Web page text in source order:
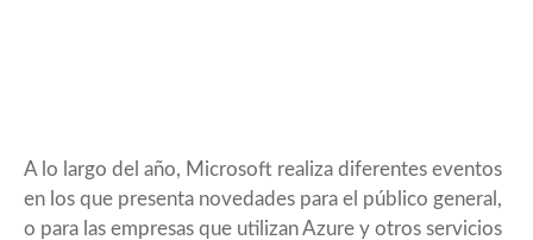
A lo largo del año, Microsoft realiza diferentes eventos
en los que presenta novedades para el público general,
o para las empresas que utilizan Azure y otros servicios